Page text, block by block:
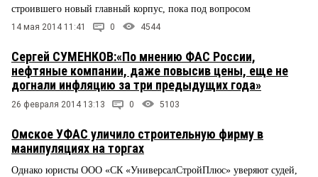
строившего новый главный корпус, пока под вопросом
14 мая 2014 11:41 0 4544
Сергей СУМЕНКОВ:«По мнению ФАС России,
нефтяные компании, даже повысив цены, еще не
догнали инфляцию за три предыдущих года»
26 февраля 2014 13:13 0 5103
Омское УФАС уличило строительную фирму в
манипуляциях на торгах
Однако юристы ООО «СК «УниверсалСтройПлюс» уверяют судей,